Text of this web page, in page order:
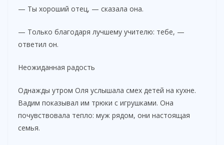
— Ты хороший отец, — сказала она.
— Только благодаря лучшему учителю: тебе, —
ответил он.
Неожиданная радость
Однажды утром Оля услышала смех детей на кухне.
Вадим показывал им трюки с игрушками. Она
почувствовала тепло: муж рядом, они настоящая
семья.